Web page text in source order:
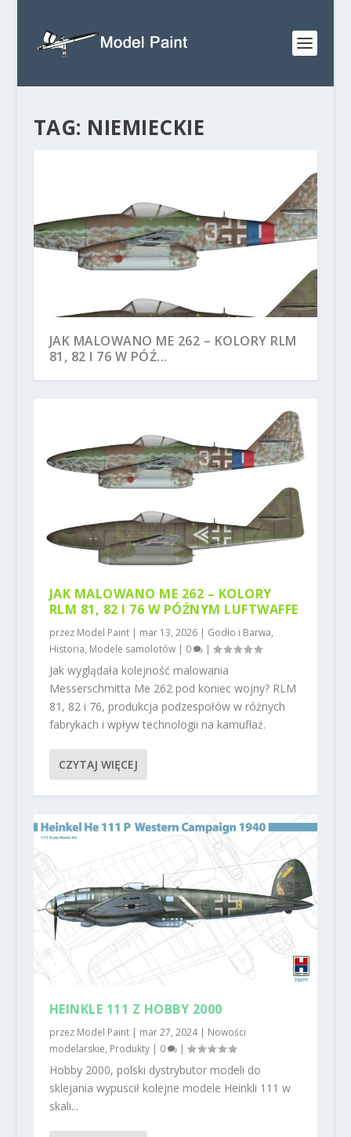
TAG: NIEMIECKIE
JAK MALOWANO ME 262 – KOLORY RLM
81, 82 I 76 W PÓŹ...
TAJEMNICE MALOW...
WEATHERINGU MODE...
JAK MALOWANO ME 262 – KOLORY
RLM 81, 82 I 76 W PÓŹNYM LUFTWAFFE
przez Model Paint| mar 13, 2026| Godło i Barwa,
Historia, Modele samolotów| 0 |
Jak wyglądała kolejność malowania
Messerschmitta Me 262 pod koniec wojny? RLM
81, 82 i 76, produkcja podzespołów w różnych
fabrykach i wpływ technologii na kamuflaż.
CZYTAJ WIĘCEJ
HEINKLE 111 Z HOBBY 2000
przez Model Paint| mar 27, 2024| Nowości
modelarskie, Produkty| 0 |
Hobby 2000, polski dystrybutor modeli do
sklejania wypuscił kolejne modele Heinkli 111 w
skali...